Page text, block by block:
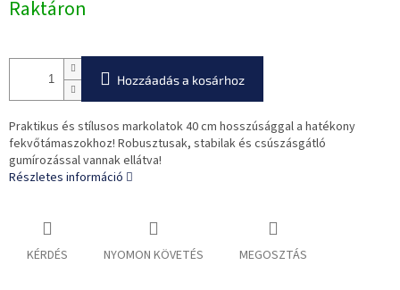
Raktáron
Hozzáadás a kosárhoz
Praktikus és stílusos markolatok 40 cm hosszúsággal a hatékony
fekvőtámaszokhoz! Robusztusak, stabilak és csúszásgátló
gumírozással vannak ellátva!
Részletes információ
KÉRDÉS NYOMON KÖVETÉS MEGOSZTÁS